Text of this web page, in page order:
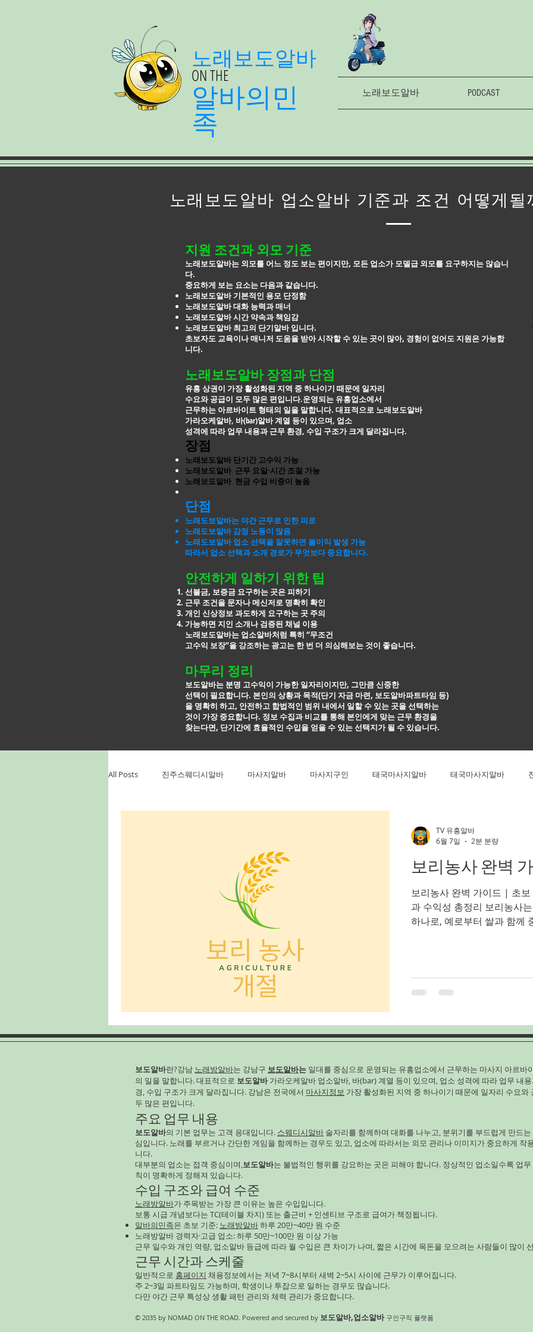
노래보도알바
ON THE
알바의민
족
노래보도알바 PODCAST
노래보도알바 업소알바 기준과 조건 어떻게될
지원 조건과 외모 기준
노래보도알바는 외모를 어느 정도 보는 편이지만, 모든 업소가 모델급 외모를 요구하지는 않습니
다.
중요하게 보는 요소는 다음과 같습니다.
노래보도알바 기본적인 용모 단정함
노래보도알바 대화 능력과 매너
노래보도알바 시간 약속과 책임감
노래보도알바 최고의 단기알바 입니다.
초보자도 교육이나 매니저 도움을 받아 시작할 수 있는 곳이 많아, 경험이 없어도 지원은 가능합
니다.
노래보도알바 장점과 단점
유흥 상권이 가장 활성화된 지역 중 하나이기 때문에 일자리
수요와 공급이 모두 많은 편입니다.운영되는 유흥업소에서
근무하는 아르바이트 형태의 일을 말합니다. 대표적으로 노래보도알바
가라오케알바, 바(bar)알바 계열 등이 있으며, 업소
성격에 따라 업무 내용과 근무 환경, 수입 구조가 크게 달라집니다.
장점
노래보도알바 단기간 고수익 가능
노래보도알바 근무 요일·시간 조절 가능
노래보도알바 현금 수입 비중이 높음
단점
노래도보알바는 야간 근무로 인한 피로
노래도보알바 감정 노동이 많음
노래도보알바 업소 선택을 잘못하면 불이익 발생 가능
따라서 업소 선택과 소개 경로가 무엇보다 중요합니다.
안전하게 일하기 위한 팁
선불금, 보증금 요구하는 곳은 피하기
근무 조건을 문자나 메신저로 명확히 확인
개인 신상정보 과도하게 요구하는 곳 주의
가능하면 지인 소개나 검증된 채널 이용
노래보도알바는 업소알바처럼 특히 “무조건
고수익 보장”을 강조하는 광고는 한 번 더 의심해보는 것이 좋습니다.
마무리 정리
보도알바는 분명 고수익이 가능한 일자리이지만, 그만큼 신중한
선택이 필요합니다. 본인의 상황과 목적(단기 자금 마련, 보도알바파트타임 등)
을 명확히 하고, 안전하고 합법적인 범위 내에서 일할 수 있는 곳을 선택하는
것이 가장 중요합니다. 정보 수집과 비교를 통해 본인에게 맞는 근무 환경을
찾는다면, 단기간에 효율적인 수입을 얻을 수 있는 선택지가 될 수 있습니다.
All Posts 진주스웨디시알바 마사지알바 마사지구인 태국마사지알바 태국마사지알바
여성알바 유흥업소알바 노래주점알바
홍대유흥업소구인 인천여성알바 인천룸알바
양배추심기
보리농사 완벽
보리농사 완벽 가이드 | 초
과 수익성 총정리 보리농사
하나로, 예로부터 쌀과 함께
로가기 보리는 비교적 재배
하는 작물로 토지 활용도를
봄에 수확하는 방식으로 진
진다. 특히 맥주보리는 수요
한 편이다. 보리는 병해충이
아 초보 농업인도 도전하기
TV 유흥알바
6월 7일
2분 분량
보도알바란?강남 노래방알바는 강남구 보도알바는 일대를 중심으로 운영되는 유흥업소에서 근무하는 마사지 아르바
의 일을 말합니다. 대표적으로 보도알바가라오케알바 업소알바, 바(bar) 계열 등이 있으며, 업소 성격에 따라 업무 내
경, 수입 구조가 크게 달라집니다. 강남은 전국에서 마사지정보 가장 활성화된 지역 중 하나이기 때문에 일자리 수요와
두 많은 편입니다.
주요 업무 내용
보도알바의 기본 업무는 고객 응대입니다. 스웨디시알바 술자리를 함께하며 대화를 나누고, 분위기를 부드럽게 만드는
심입니다. 노래를 부르거나 간단한 게임을 함께하는 경우도 있고, 업소에 따라서는 외모 관리나 이미지가 중요하게 작
니다.
대부분의 업소는 접객 중심이며, 보도알바는 불법적인 행위를 강요하는 곳은 피해야 합니다. 정상적인 업소일수록 업무
칙이 명확하게 정해져 있습니다.
수입 구조와 급여 수준
노래방알바가 주목받는 가장 큰 이유는 높은 수입입니다.
보통 시급 개념보다는 TC(테이블 차지) 또는 출근비 + 인센티브 구조로 급여가 책정됩니다.
알바의민족은 초보 기준: 노래방알바하루 20만~40만 원 수준
노래방알바 경력자·고급 업소: 하루 50만~100만 원 이상 가능
근무 일수와 개인 역량, 업소알바 등급에 따라 월 수입은 큰 차이가 나며, 짧은 시간에 목돈을 모으려는 사람들이 많이
근무 시간과 스케줄
일반적으로 홈페이지 채용정보에서는 저녁 7~8시부터 새벽 2~5시 사이에 근무가 이루어집니다.
주 2~3일 파트타임도 가능하며, 학생이나 투잡으로 일하는 경우도 많습니다.
다만 야간 근무 특성상 생활 패턴 관리와 체력 관리가 중요합니다.
© 2035 by NOMAD ON THE ROAD. Powered and secured by 보도알바,업소알바구인구직 플랫폼